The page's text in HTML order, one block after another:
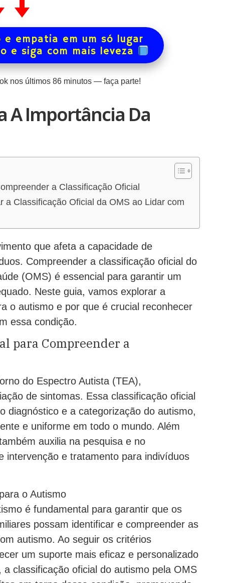
e empatia em um só lugar
e siga com mais leveza
nos últimos 86minutos — faça parte!
A Importância Da
a Classificação Oficial
a Classificação Oficial da OMS ao Lidar com
que afeta a capacidade de
Compreender a classificação oficial do
(OMS) é essencial para garantir um
Neste guia, vamos explorar a
o autismo e por que é crucial reconhecer
essa condição.
para Compreender a
do Espectro Autista (TEA),
de sintomas. Essa classificação oficial
diagnóstico e a categorização do autismo,
e uniforme em todo o mundo. Além
auxilia na pesquisa e no
intervenção e tratamento para indivíduos
o Autismo
é fundamental para garantir que os
possam identificar e compreender as
autismo. Ao seguir os critérios
um suporte mais eficaz e personalizado
classificação oficial do autismo pela OMS